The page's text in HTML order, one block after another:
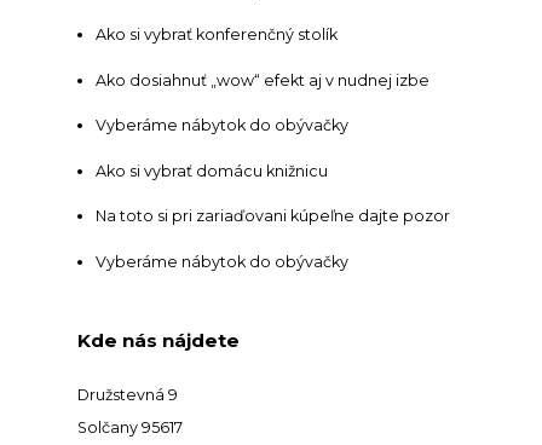
Ako si vybrať konferenčný stolík
Ako dosiahnuť „wow“ efekt aj v nudnej izbe
Vyberáme nábytok do obývačky
Ako si vybrať domácu knižnicu
Na toto si pri zariaďovani kúpeľne dajte pozor
Vyberáme nábytok do obývačky
Kde nás nájdete
Družstevná 9
Solčany 95617